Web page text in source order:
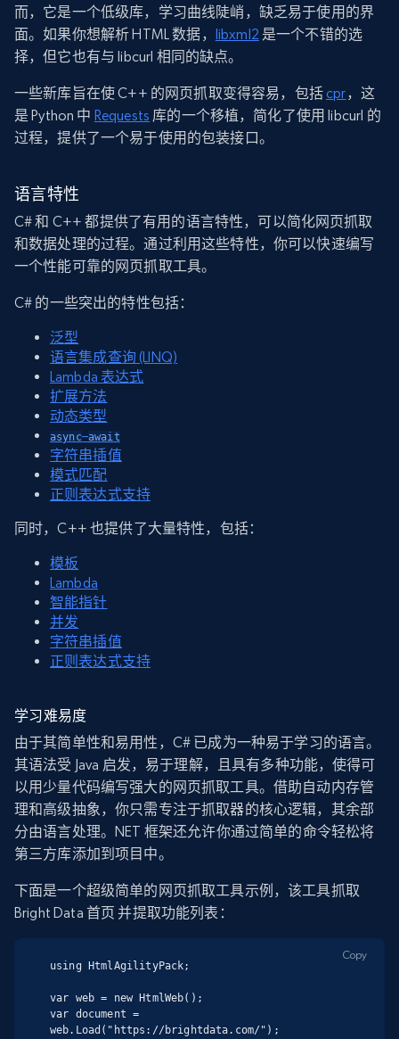
而，它是一个低级库，学习曲线陡峭，缺乏易于使用的界
面。如果你想解析 HTML 数据，
libxml2是一个不错的选
择，但它也有与 libcurl 相同的缺点。
一些新库旨在使 C++ 的网页抓取变得容易，包括cpr，这
是 Python 中 Requests 库的一个移植，简化了使用 libcurl 的
过程，提供了一个易于使用的包装接口。
语言特性
C# 和 C++ 都提供了有用的语言特性，可以简化网页抓取
和数据处理的过程。通过利用这些特性，你可以快速编写
一个性能可靠的网页抓取工具。
C# 的一些突出的特性包括：
泛型
语言集成查询 (LINQ)
Lambda 表达式
扩展方法
动态类型
async–await
字符串插值
模式匹配
正则表达式支持
同时，C++ 也提供了大量特性，包括：
模板
Lambda
智能指针
并发
字符串插值
正则表达式支持
学习难易度
由于其简单性和易用性，C# 已成为一种易于学习的语言。
其语法受 Java 启发，易于理解，且具有多种功能，使得可
以用少量代码编写强大的网页抓取工具。借助自动内存管
理和高级抽象，你只需专注于抓取器的核心逻辑，其余部
分由语言处理。NET 框架还允许你通过简单的命令轻松将
第三方库添加到项目中。
下面是一个超级简单的网页抓取工具示例，该工具抓取
Bright Data 首页 并提取功能列表：
using HtmlAgilityPack;
var web = new HtmlWeb();
var document =
web.Load("https://brightdata.com/");
Copy